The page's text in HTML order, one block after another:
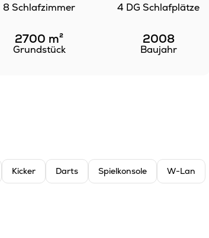
8 Schlafzimmer 4 DG Schlafplätze
2700 m²
Grundstück
2008
Baujahr
Kicker Darts Spielkonsole W-Lan